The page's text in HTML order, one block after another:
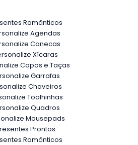
Românticos
Agendas
Canecas
Xícaras
Copos e Taças
Garrafas
Chaveiros
Toalhinhas
Quadros
Mousepads
Prontos
Românticos